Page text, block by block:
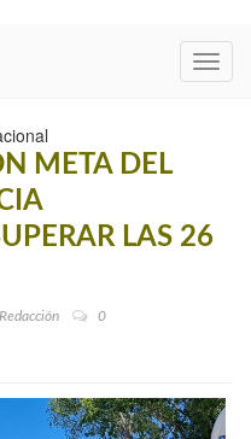
META DEL
LAS 26
Redacción
0